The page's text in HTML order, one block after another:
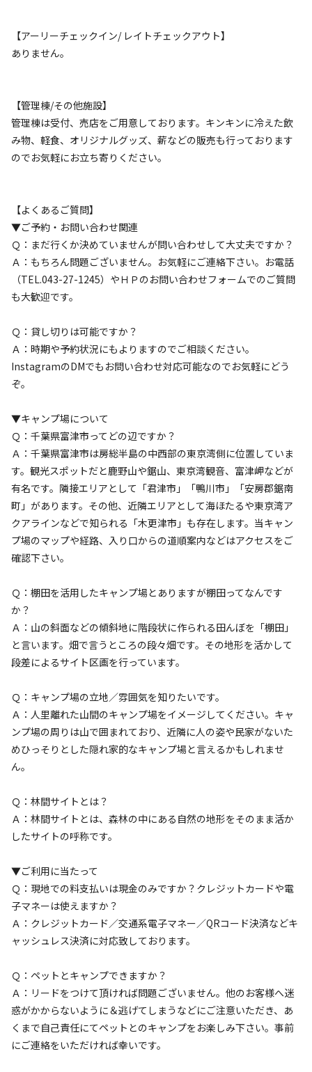
【アーリーチェックイン/ レイトチェックアウト】
ありません。
【管理棟/その他施設】
管理棟は受付、売店をご用意しております。キンキンに冷えた飲
み物、軽食、オリジナルグッズ、薪などの販売も行っております
のでお気軽にお立ち寄りください。
【よくあるご質問】
▼ご予約・お問い合わせ関連
Ｑ：まだ行くか決めていませんが問い合わせして大丈夫ですか？
Ａ：もちろん問題ございません。お気軽にご連絡下さい。お電話
（TEL.043-27-1245）やＨＰのお問い合わせフォームでのご質問
も大歓迎です。
Ｑ：貸し切りは可能ですか？
Ａ：時期や予約状況にもよりますのでご相談ください。
InstagramのDMでもお問い合わせ対応可能なのでお気軽にどう
ぞ。
▼キャンプ場について
Ｑ：千葉県富津市ってどの辺ですか？
Ａ：千葉県富津市は房総半島の中西部の東京湾側に位置していま
す。観光スポットだと鹿野山や鋸山、東京湾観音、富津岬などが
有名です。隣接エリアとして「君津市」「鴨川市」「安房郡鋸南
町」があります。その他、近隣エリアとして海ほたるや東京湾ア
クアラインなどで知られる「木更津市」も存在します。当キャン
プ場のマップや経路、入り口からの道順案内などはアクセスをご
確認下さい。
Ｑ：棚田を活用したキャンプ場とありますが棚田ってなんです
か？
Ａ：山の斜面などの傾斜地に階段状に作られる田んぼを「棚田」
と言います。畑で言うところの段々畑です。その地形を活かして
段差によるサイト区画を行っています。
Ｑ：キャンプ場の立地／雰囲気を知りたいです。
Ａ：人里離れた山間のキャンプ場をイメージしてください。キャ
ンプ場の周りは山で囲まれており、近隣に人の姿や民家がないた
めひっそりとした隠れ家的なキャンプ場と言えるかもしれませ
ん。
Ｑ：林間サイトとは？
Ａ：林間サイトとは、森林の中にある自然の地形をそのまま活か
したサイトの呼称です。
▼ご利用に当たって
Ｑ：現地での料支払いは現金のみですか？クレジットカードや電
子マネーは使えますか？
Ａ：クレジットカード／交通系電子マネー／QRコード決済などキ
ャッシュレス決済に対応致しております。
Ｑ：ペットとキャンプできますか？
Ａ：リードをつけて頂ければ問題ございません。他のお客様へ迷
惑がかからないように＆逃げてしまうなどにご注意いただき、あ
くまで自己責任にてペットとのキャンプをお楽しみ下さい。事前
にご連絡をいただければ幸いです。
※利用日、人数によって変動する場合があります。
宿泊 フリーサイト
2-1 フリーサイト/テント大1張 ※車2台か
ら追加料金
地面: 砂利 定員: 4名
料金目安：4,000円/ 泊
3-1 オートサイト(砂利)※大人のみ入力。
子供は現地精算。※車2台目から追加料金
AC電
源
車両乗り
入れ
たき
火 花火
ペット同 リードフ
料金目安：7,500円/
宿泊 区画サイト
3-1 オートサイト(砂利・120㎡) ※車2台
AC電
源
車両乗り
入れ
たき
火 花火 喫煙
ペット同
伴
リードフ
リー
地面: 砂利 定員: 15名 面積 : 120m²
料金目安：6,500円/泊